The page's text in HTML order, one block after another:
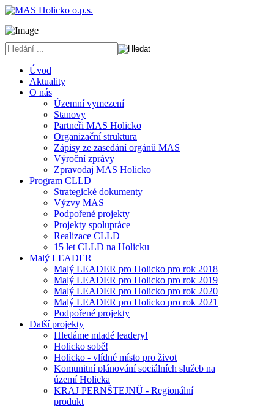
Úvod
Aktuality
O nás
Územní vymezení
Stanovy
Partneři MAS Holicko
Organizační struktura
Zápisy ze zasedání orgánů MAS
Výroční zprávy
Zpravodaj MAS Holicko
Program CLLD
Strategické dokumenty
Výzvy MAS
Podpořené projekty
Projekty spolupráce
Realizace CLLD
15 let CLLD na Holicku
Malý LEADER
Malý LEADER pro Holicko pro rok 2018
Malý LEADER pro Holicko pro rok 2019
Malý LEADER pro Holicko pro rok 2020
Malý LEADER pro Holicko pro rok 2021
Podpořené projekty
Další projekty
Hledáme mladé leadery!
Holicko sobě!
Holicko - vlídné místo pro život
Komunitní plánování sociálních služeb na
území Holicka
KRAJ PERNŠTEJNŮ - Regionální
produkt